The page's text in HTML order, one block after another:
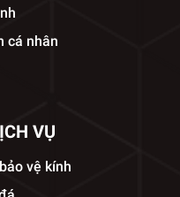
cá nhân
VỤ
vệ kính